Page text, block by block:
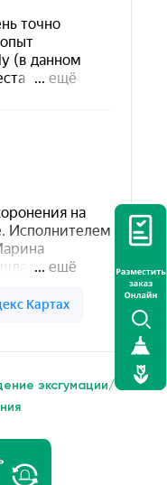
эксгумации/